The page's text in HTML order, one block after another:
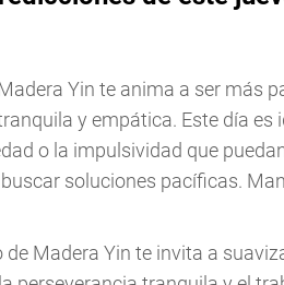
Yin te anima a ser más
y empática. Este día es
o la impulsividad que
soluciones pacíficas.
de Madera Yin te invita a